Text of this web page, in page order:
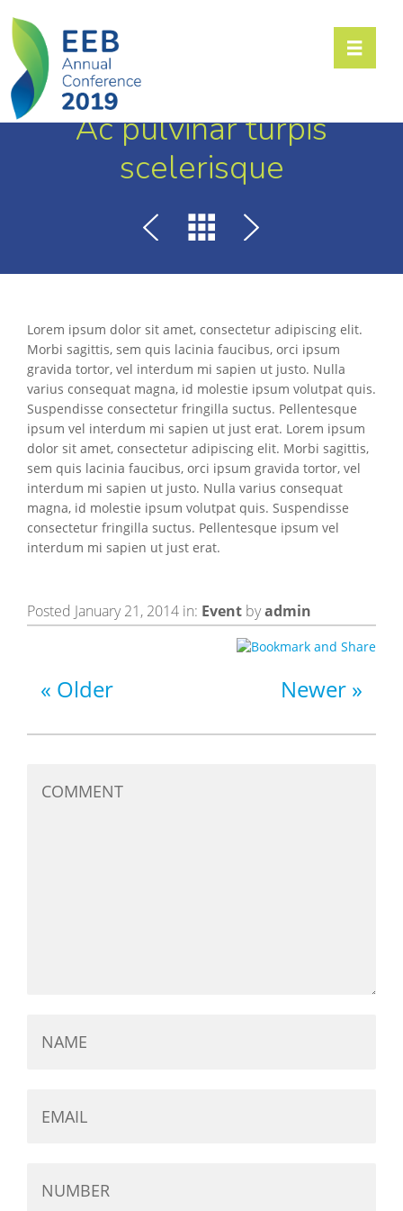
Toggle
Ac pulvinar turpis
scelerisque
Lorem ipsum dolor sit amet, consectetur adipiscing elit.
Morbi sagittis, sem quis lacinia faucibus, orci ipsum
gravida tortor, vel interdum mi sapien ut justo. Nulla
varius consequat magna, id molestie ipsum volutpat quis.
Suspendisse consectetur fringilla suctus. Pellentesque
ipsum vel interdum mi sapien ut just erat. Lorem ipsum
dolor sit amet, consectetur adipiscing elit. Morbi sagittis,
sem quis lacinia faucibus, orci ipsum gravida tortor, vel
interdum mi sapien ut justo. Nulla varius consequat
magna, id molestie ipsum volutpat quis. Suspendisse
consectetur fringilla suctus. Pellentesque ipsum vel
interdum mi sapien ut just erat.
Posted January 21, 2014 in: Event byadmin
Older Newer